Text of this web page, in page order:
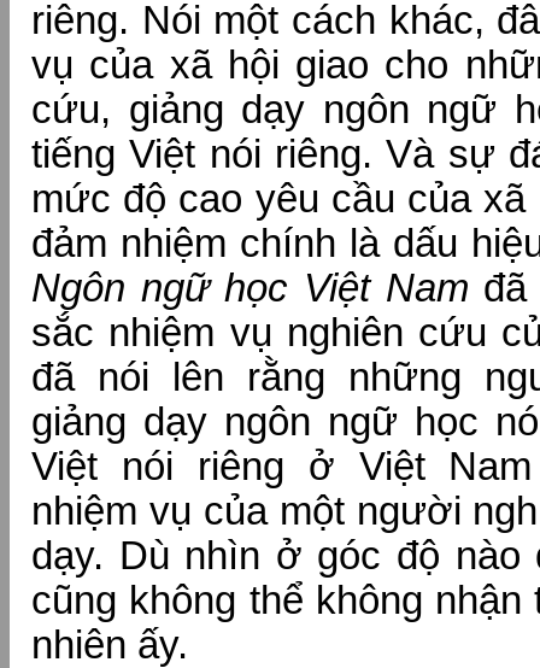
riêng. Nói một cách khác,
vụ của xã hội giao cho
cứu, giảng dạy ngôn ngữ
tiếng Việt nói riêng. Và sự
mức độ cao yêu cầu của xã
đảm nhiệm chính là dấu
Ngôn ngữ học Việt Nam đã
sắc nhiệm vụ nghiên cứu
đã nói lên rằng những
giảng dạy ngôn ngữ học
Việt nói riêng ở Việt
nhiệm vụ của một người
dạy. Dù nhìn ở góc độ nào
cũng không thể không
nhiên ấy.